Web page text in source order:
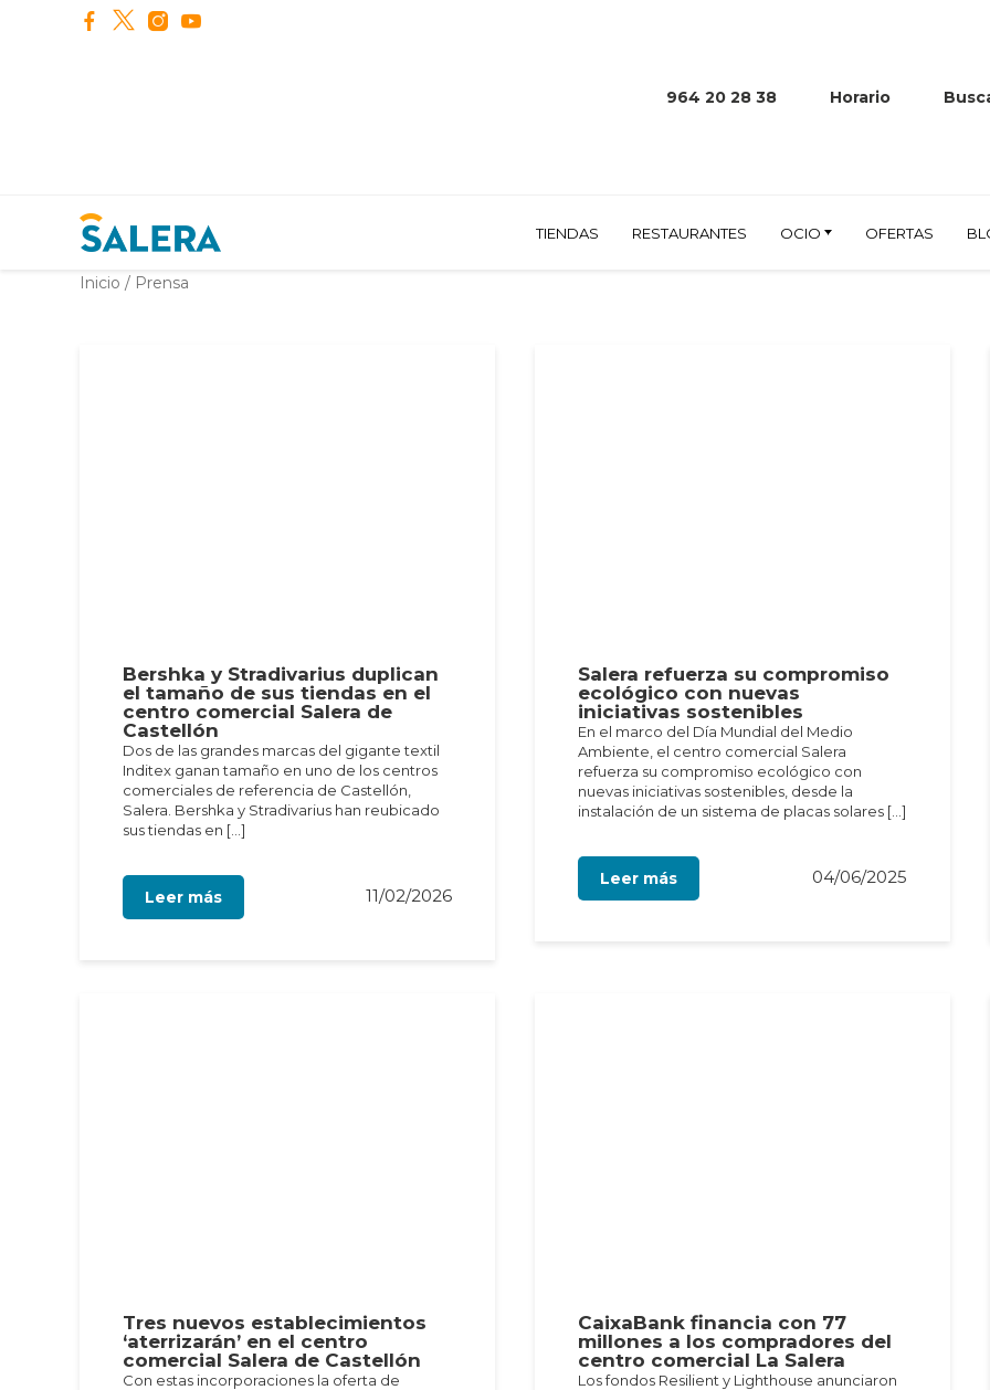
964 20 28 38 Horario
TIENDAS RESTAURANTES OCIO OFERTAS
Inicio / Prensa
Bershka y Stradivarius duplican
el tamaño de sus tiendas en el
centro comercial Salera de
Castellón
Dos de las grandes marcas del gigante textil
Inditex ganan tamaño en uno de los centros
comerciales de referencia de Castellón,
Salera. Bershka y Stradivarius han reubicado
sus tiendas en […]
Leer más 11/02/2026
Salera refuerza su compromiso
ecológico con nuevas
iniciativas sostenibles
En el marco del Día Mundial del Medio
Ambiente, el centro comercial Salera
refuerza su compromiso ecológico con
nuevas iniciativas sostenibles, desde la
instalación de un sistema de placas solares […]
Leer más 04/06/2025
Tres nuevos establecimientos
‘aterrizarán’ en el centro
comercial Salera de Castellón
Con estas incorporaciones la oferta de
CaixaBank financia con 77
millones a los compradores del
centro comercial La Salera
Los fondos Resilient y Lighthouse anunciaron